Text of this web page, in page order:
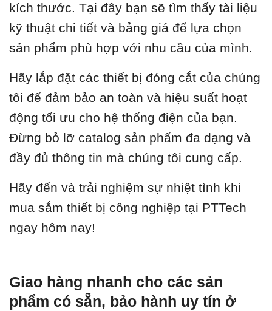
kích thước. Tại đây bạn sẽ tìm thấy tài liệu
kỹ thuật chi tiết và bảng giá để lựa chọn
sản phẩm phù hợp với nhu cầu của mình.
Hãy lắp đặt các thiết bị đóng cắt của chúng
tôi để đảm bảo an toàn và hiệu suất hoạt
động tối ưu cho hệ thống điện của bạn.
Đừng bỏ lỡ catalog sản phẩm đa dạng và
đầy đủ thông tin mà chúng tôi cung cấp.
Hãy đến và trải nghiệm sự nhiệt tình khi
mua sắm thiết bị công nghiệp tại PTTech
ngay hôm nay!
Giao hàng nhanh cho các sản
phẩm có sẵn, bảo hành uy tín ở